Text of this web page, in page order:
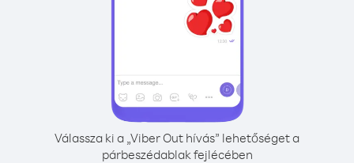
Válassza ki a „Viber Out hívás” lehetőséget a
párbeszédablak fejlécében